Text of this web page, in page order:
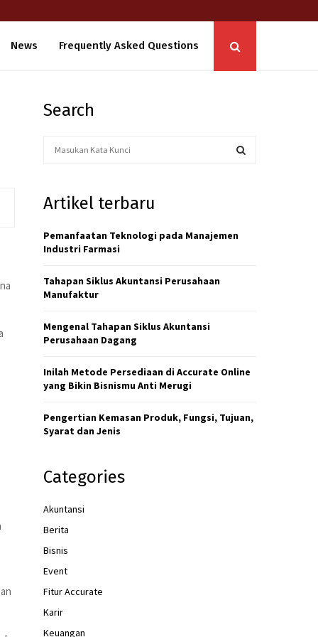
News Frequently Asked Questions
Search
c
f
o
:
A
Artikel terbaru
Pemanfaatan Teknologi pada Manajemen
Industri Farmasi
Tahapan Siklus Akuntansi Perusahaan
Manufaktur
Mengenal Tahapan Siklus Akuntansi
Perusahaan Dagang
Inilah Metode Persediaan di Accurate Online
yang Bikin Bisnismu Anti Merugi
Pengertian Kemasan Produk, Fungsi, Tujuan,
Syarat dan Jenis
Categories
Akuntansi
Berita
Bisnis
Event
Fitur Accurate
Karir
Keuangan